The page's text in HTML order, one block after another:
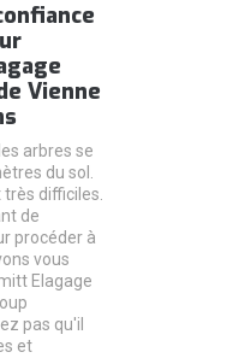
Vienne
arbres se
du sol.
très difficiles.
de
procéder à
vous
Elagage
pas qu'il
et